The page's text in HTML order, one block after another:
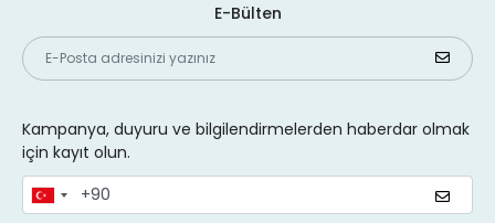
E-Bülten
Kampanya, duyuru ve bilgilendirmelerden haberdar olmak
için kayıt olun.